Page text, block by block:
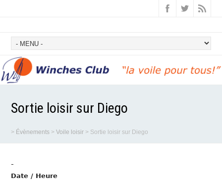
Sortie loisir sur Diego
> Évènements >Voile loisir > Sortie loisir sur Diego
-
Date / Heure